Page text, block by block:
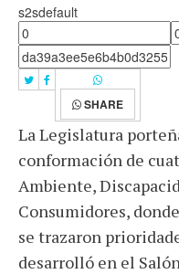
s2sdefault
SHARE
La Legislatura
conformación de
Ambiente,
Consumidores,
se trazaron
desarrolló en el